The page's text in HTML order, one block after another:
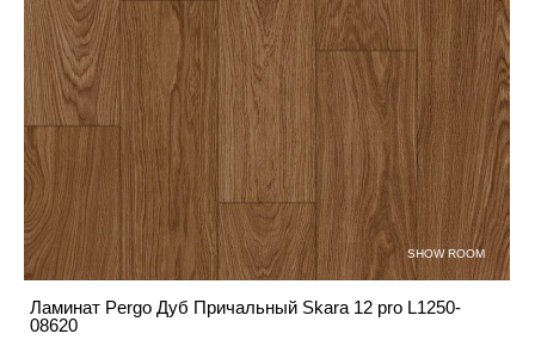
SHOW ROOM
Ламинат Pergo Дуб Причальный Skara 12 pro L1250-
08620